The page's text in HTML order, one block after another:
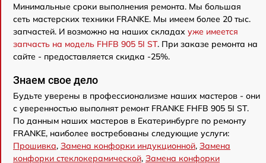
Минимальные сроки выполнения ремонта. Мы большая
сеть мастерских техники FRANKE. Мы имеем более 20 тыс.
запчастей. И возможно на наших складах уже имеется
запчасть на модель FHFB 905 5I ST. При заказе ремонта на
сайте - предоставляется скидка -25%.
Знаем свое дело
Будьте уверены в профессионализме наших мастеров - они
с уверенностью выполнят ремонт FRANKE FHFB 905 5I ST.
По данным наших мастеров в Екатеринбурге по ремонту
FRANKE, наиболее востребованы следующие услуги:
Прошивка, Замена конфорки индукционной, Замена
конфорки стеклокерамической, Замена конфорки